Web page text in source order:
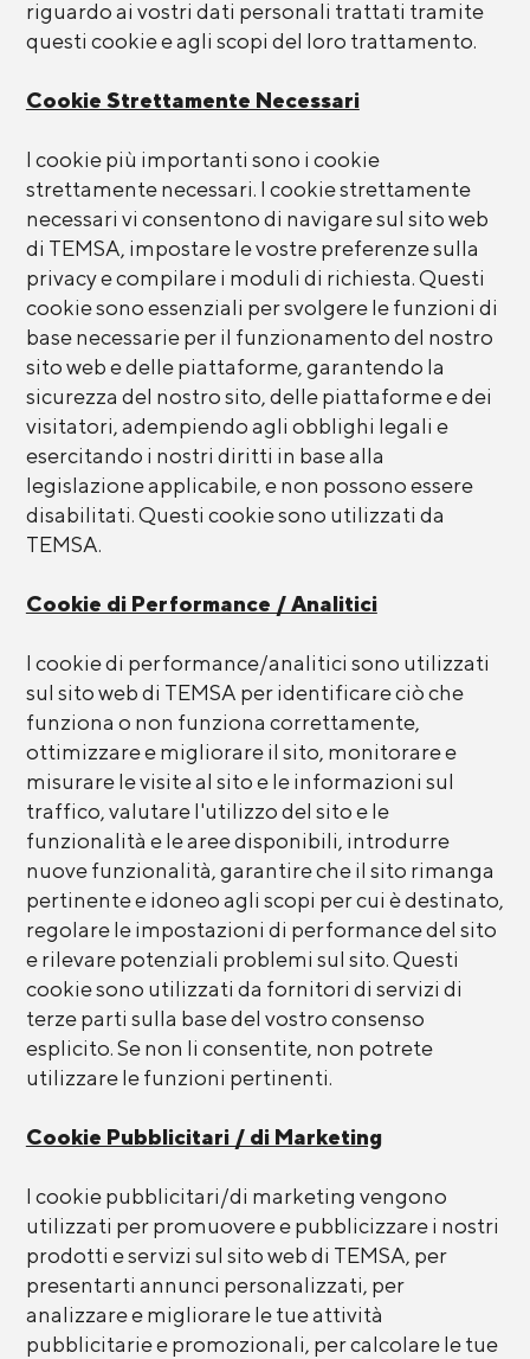
riguardo ai vostri dati personali trattati tramite
questi cookie e agli scopi del loro trattamento.
Cookie Strettamente Necessari
I cookie più importanti sono i cookie
strettamente necessari. I cookie strettamente
necessari vi consentono di navigare sul sito web
di TEMSA, impostare le vostre preferenze sulla
privacy e compilare i moduli di richiesta. Questi
cookie sono essenziali per svolgere le funzioni di
base necessarie per il funzionamento del nostro
sito web e delle piattaforme, garantendo la
sicurezza del nostro sito, delle piattaforme e dei
visitatori, adempiendo agli obblighi legali e
esercitando i nostri diritti in base alla
legislazione applicabile, e non possono essere
disabilitati. Questi cookie sono utilizzati da
TEMSA.
Cookie di Performance / Analitici
I cookie di performance/analitici sono utilizzati
sul sito web di TEMSA per identificare ciò che
funziona o non funziona correttamente,
ottimizzare e migliorare il sito, monitorare e
misurare le visite al sito e le informazioni sul
traffico, valutare l'utilizzo del sito e le
funzionalità e le aree disponibili, introdurre
nuove funzionalità, garantire che il sito rimanga
pertinente e idoneo agli scopi per cui è destinato,
regolare le impostazioni di performance del sito
e rilevare potenziali problemi sul sito. Questi
cookie sono utilizzati da fornitori di servizi di
terze parti sulla base del vostro consenso
esplicito. Se non li consentite, non potrete
utilizzare le funzioni pertinenti.
Cookie Pubblicitari / di Marketing
I cookie pubblicitari/di marketing vengono
utilizzati per promuovere e pubblicizzare i nostri
prodotti e servizi sul sito web di TEMSA, per
presentarti annunci personalizzati, per
analizzare e migliorare le tue attività
pubblicitarie e promozionali, per calcolare le tue